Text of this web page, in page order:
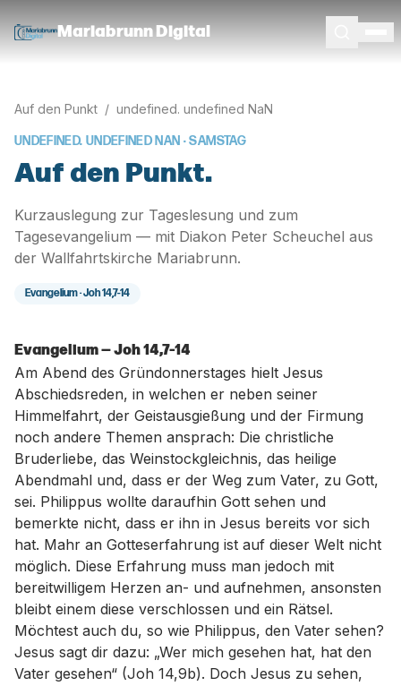
Mariabrunn Digital
Auf den Punkt / undefined. undefined NaN
UNDEFINED. UNDEFINED NAN · SAMSTAG
Auf den Punkt.
Kurzauslegung zur Tageslesung und zum
Tagesevangelium — mit Diakon Peter Scheuchel aus
der Wallfahrtskirche Mariabrunn.
Evangelium ·Joh 14,7-14
Evangelium — Joh 14,7-14
Am Abend des Gründonnerstages hielt Jesus
Abschiedsreden, in welchen er neben seiner
Himmelfahrt, der Geistausgießung und der Firmung
noch andere Themen ansprach: Die christliche
Bruderliebe, das Weinstockgleichnis, das heilige
Abendmahl und, dass er der Weg zum Vater, zu Gott,
sei. Philippus wollte daraufhin Gott sehen und
bemerkte nicht, dass er ihn in Jesus bereits vor sich
hat. Mahr an Gotteserfahrung ist auf dieser Welt nicht
möglich. Diese Erfahrung muss man jedoch mit
bereitwilligem Herzen an- und aufnehmen, ansonsten
bleibt einem diese verschlossen und ein Rätsel.
Möchtest auch du, so wie Philippus, den Vater sehen?
Jesus sagt dir dazu: „Wer mich gesehen hat, hat den
Vater gesehen“ (Joh 14,9b). Doch Jesus zu sehen,